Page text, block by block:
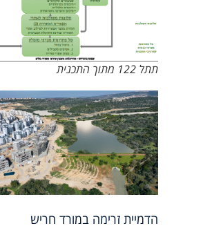
תתל 122 מתוך התכנית
הדמיית זרימה במורד חריש